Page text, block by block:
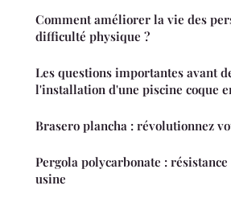
Comment améliorer la vie des
difficulté physique ?
Les questions importantes avant
l'installation d'une piscine coque
Brasero plancha : révolutionnez
Pergola polycarbonate :
usine